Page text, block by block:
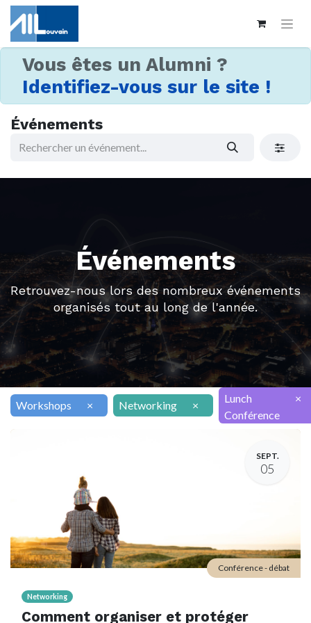
Vous êtes un Alumni ?
Identifiez-vous sur le site !
Événements
Événements
Retrouvez-nous lors des nombreux événements
organisés tout au long de l'année.
Workshops × Networking ×
Lunch
Conférence
×
SEPT.
05
Networking
Comment organiser et protéger
Conférence - débat